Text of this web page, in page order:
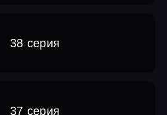
38 серия
37 серия